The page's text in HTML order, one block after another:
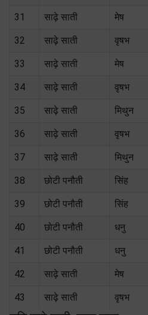
31 साढ़े साती मेष
32 साढ़े साती वृषभ
33 साढ़े साती मेष
34 साढ़े साती वृषभ
35 साढ़े साती मिथुन
36 साढ़े साती वृषभ
37 साढ़े साती मिथुन
38 छोटी पनौती सिंह
39 छोटी पनौती सिंह
40 छोटी पनौती धनु
41 छोटी पनौती धनु
42 साढ़े साती मेष
43 साढ़े साती वृषभ